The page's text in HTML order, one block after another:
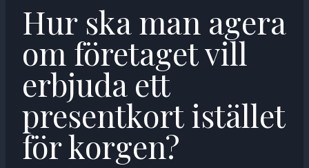
Hur ska man agera
om företaget vill
erbjuda ett
presentkort istället
för korgen?